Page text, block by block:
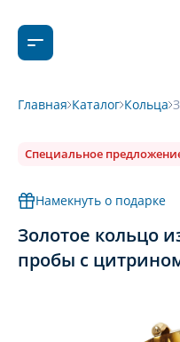
Главная Каталог Кольца
Специальное
Намекнуть о подарке
Золотое кольцо
пробы с